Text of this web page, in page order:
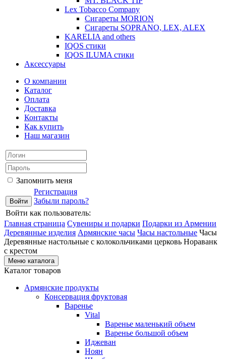
Lex Tobacco Company
Сигареты MORION
Сигареты SOPRANO, LEX, ALEX
KARELIA and others
IQOS стики
IQOS ILUMA стики
Аксессуары
О компании
Каталог
Оплата
Доставка
Контакты
Как купить
Наш магазин
Запомнить меня
Регистрация
Забыли пароль?
Войти как пользователь:
Главная страница Сувениры и подарки Подарки из Армении
Деревянные изделия Армянские часы Часы настольные Часы
Деревянные настольные с колокольчиками церковь Нораванк
с крестом
Меню каталога
Каталог товаров
Армянские продукты
Консервация фруктовая
Варенье
Vital
Варенье маленький объем
Варенье большой объем
Иджеван
Ноян